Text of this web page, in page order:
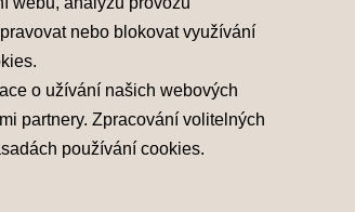
nebo blokovat využívání
.
o užívání našich webových
partnery. Zpracování volitelných
používání cookies.